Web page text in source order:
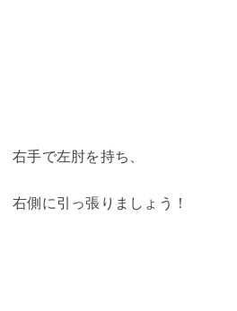
右手で左肘を持ち、
右側に引っ張りましょう！